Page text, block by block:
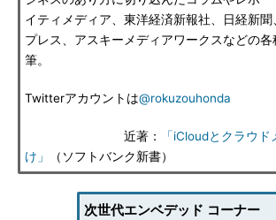
イティメディア、東洋経済新報社、日経新聞
プレス、アスキーメディアワークスなどの
筆。
Twitterアカウントは@rokuzouhonda
近著：
「iCloudとクラウ
け」
（ソフトバンク新書）
次世代エンベデッド コーナー